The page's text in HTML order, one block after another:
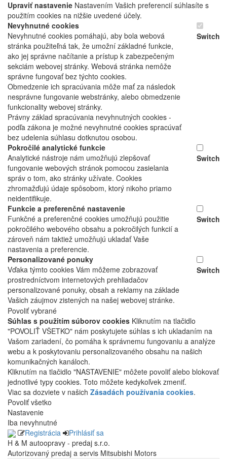
Upraviť nastavenie Nastavením Vašich preferencií súhlasíte s
použitím cookies na nižšie uvedené účely.
Nevyhnutné cookies
Nevyhnutné cookies pomáhajú, aby bola webová
stránka použiteľná tak, že umožní základné funkcie,
ako jej správne načítanie a prístup k zabezpečeným
sekciám webovej stránky. Webová stránka nemôže
správne fungovať bez týchto cookies.
Obmedzenie ich spracúvania môže mať za následok
nesprávne fungovanie webstránky, alebo obmedzenie
funkcionality webovej stránky.
Právny základ spracúvania nevyhnutných cookies -
podľa zákona je možné nevyhnutné cookies spracúvať
bez udelenia súhlasu dotknutou osobou.
Switch
Pokročilé analytické funkcie
Analytické nástroje nám umožňujú zlepšovať
fungovanie webových stránok pomocou zasielania
správ o tom, ako stránky užívate. Cookies
zhromažďujú údaje spôsobom, ktorý nikoho priamo
neidentifikuje.
Switch
Funkcie a preferenčné nastavenie
Funkčné a preferenčné cookies umožňujú použitie
pokročilého webového obsahu a pokročilých funkcií a
zároveň nám taktiež umožňujú ukladať Vaše
nastavenia a preferencie.
Switch
Personalizované ponuky
Vďaka týmto cookies Vám môžeme zobrazovať
prostredníctvom internetových prehliadačov
personalizované ponuky, obsah a reklamy na základe
Vašich záujmov zistených na našej webovej stránke.
Switch
Povoliť vybrané
Súhlas s použitím súborov cookies Kliknutím na tlačidlo
"POVOLIŤ VŠETKO" nám poskytujete súhlas s ich ukladaním na
Vašom zariadení, čo pomáha k správnemu fungovaniu a analýze
webu a k poskytovaniu personalizovaného obsahu na našich
komunikačných kanáloch.
Kliknutím na tlačidlo "NASTAVENIE" môžete povoliť alebo blokovať
jednotlivé typy cookies. Toto môžete kedykoľvek zmeniť.
Viac sa dozviete v našich Zásadách používania cookies.
Povoliť všetko
Nastavenie
Iba nevyhnutné
Registrácia
Prihlásiť sa
H & M autoopravy - predaj s.r.o.
Autorizovaný predaj a servis Mitsubishi Motors